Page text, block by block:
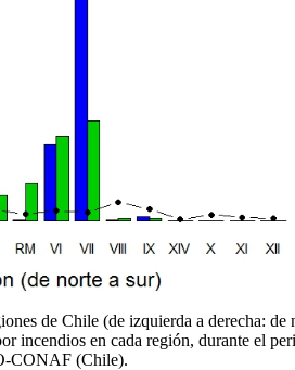
de Chile (de izquierda a derecha:
incendios en cada región, durante el
CONAF (Chile).